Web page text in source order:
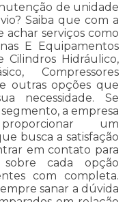
de unidade
Saiba que com a
achar serviços como
E Equipamentos
Cilindros Hidráulico,
Compressores
outras opções que
necessidade. Se
a empresa
um
busca a satisfação
em contato para
cada opção
com completa.
sanar a dúvida